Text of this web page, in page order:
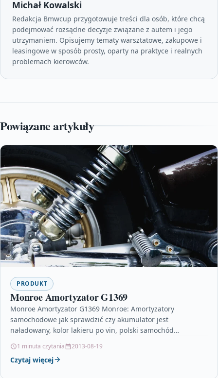
Michał Kowalski
Redakcja Bmwcup przygotowuje treści dla osób, które chcą
podejmować rozsądne decyzje związane z autem i jego
utrzymaniem. Opisujemy tematy warsztatowe, zakupowe i
leasingowe w sposób prosty, oparty na praktyce i realnych
problemach kierowców.
Powiązane artykuły
PRODUKT
Monroe Amortyzator G1369
Monroe Amortyzator G1369 Monroe: Amortyzatory
samochodowe jak sprawdzić czy akumulator jest
naładowany, kolor lakieru po vin, polski samochód
akumulatora…
1 minuta czytania 2013-08-19
Czytaj więcej